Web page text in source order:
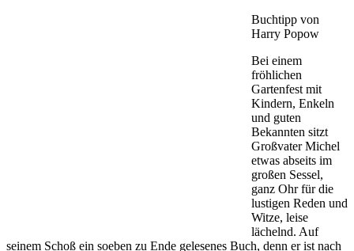
Buchtipp von
Harry Popow
Bei einem
fröhlichen
Gartenfest mit
Kindern, Enkeln
und guten
Bekannten sitzt
Großvater Michel
etwas abseits im
großen Sessel,
ganz Ohr für die
lustigen Reden und
Witze, leise
lächelnd. Auf
seinem Schoß ein soeben zu Ende gelesenes Buch, denn er ist nach